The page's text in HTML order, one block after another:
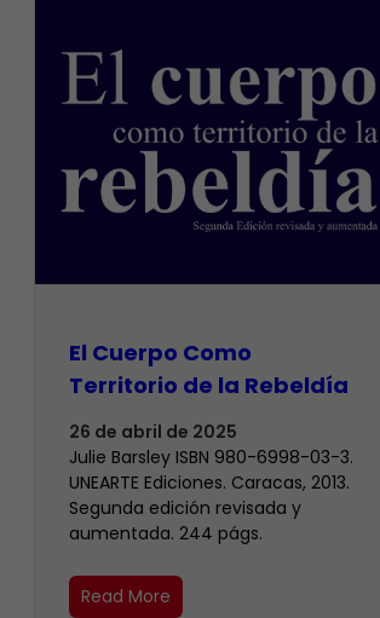
El Cuerpo Como
Territorio de la Rebeldía
26 de abril de 2025
Julie Barsley ISBN 980-6998-03-3.
UNEARTE Ediciones. Caracas, 2013.
Segunda edición revisada y
aumentada. 244 págs.
Read More